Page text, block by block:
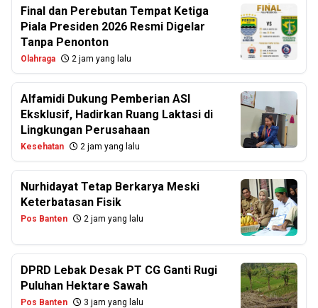
Final dan Perebutan Tempat Ketiga
Piala Presiden 2026 Resmi Digelar
Tanpa Penonton
Olahraga 2 jam yang lalu
Alfamidi Dukung Pemberian ASI
Eksklusif, Hadirkan Ruang Laktasi di
Lingkungan Perusahaan
Kesehatan 2 jam yang lalu
Nurhidayat Tetap Berkarya Meski
Keterbatasan Fisik
Pos Banten 2 jam yang lalu
DPRD Lebak Desak PT CG Ganti Rugi
Puluhan Hektare Sawah
Pos Banten 3 jam yang lalu